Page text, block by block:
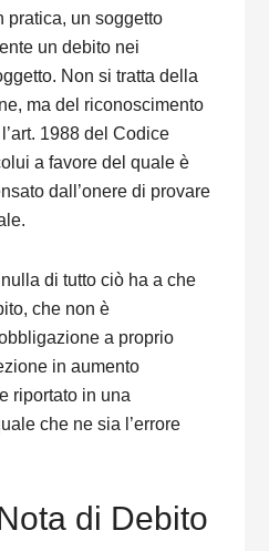
pratica, un soggetto
un debito nei
Non si tratta della
ma del riconoscimento
1988 del Codice
a favore del quale è
dall’onere di provare
di tutto ciò ha a che
che non è
a proprio
in aumento
riportato in una
che ne sia l’errore
di Debito